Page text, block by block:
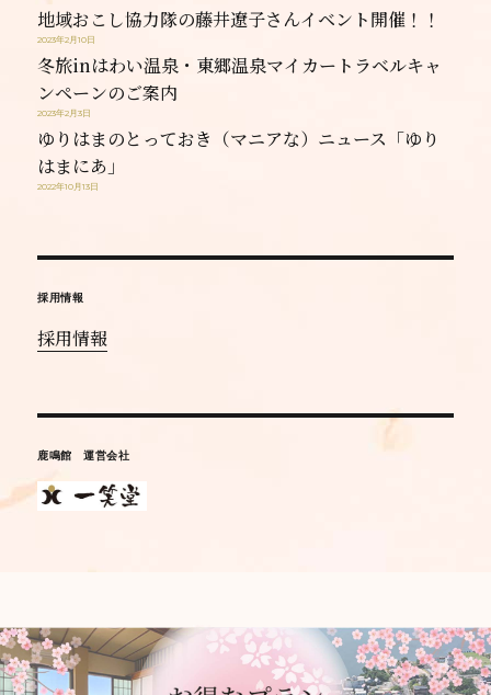
地域おこし協力隊の藤井遼子さんイベント開催！！
2023年2月10日
冬旅inはわい温泉・東郷温泉マイカートラベルキャ
ンペーンのご案内
2023年2月3日
ゆりはまのとっておき（マニアな）ニュース「ゆり
はまにあ」
2022年10月13日
採用情報
採用情報
鹿鳴館 運営会社